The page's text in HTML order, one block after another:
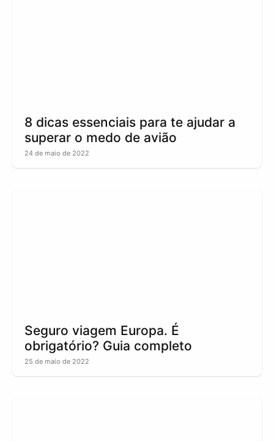
8 dicas essenciais para te ajudar a
superar o medo de avião
24 de maio de 2022
Seguro viagem Europa. É
obrigatório? Guia completo
25 de maio de 2022